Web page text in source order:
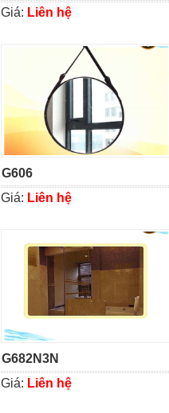
Giá: Liên hệ
G606
Giá: Liên hệ
G682N3N
Giá: Liên hệ